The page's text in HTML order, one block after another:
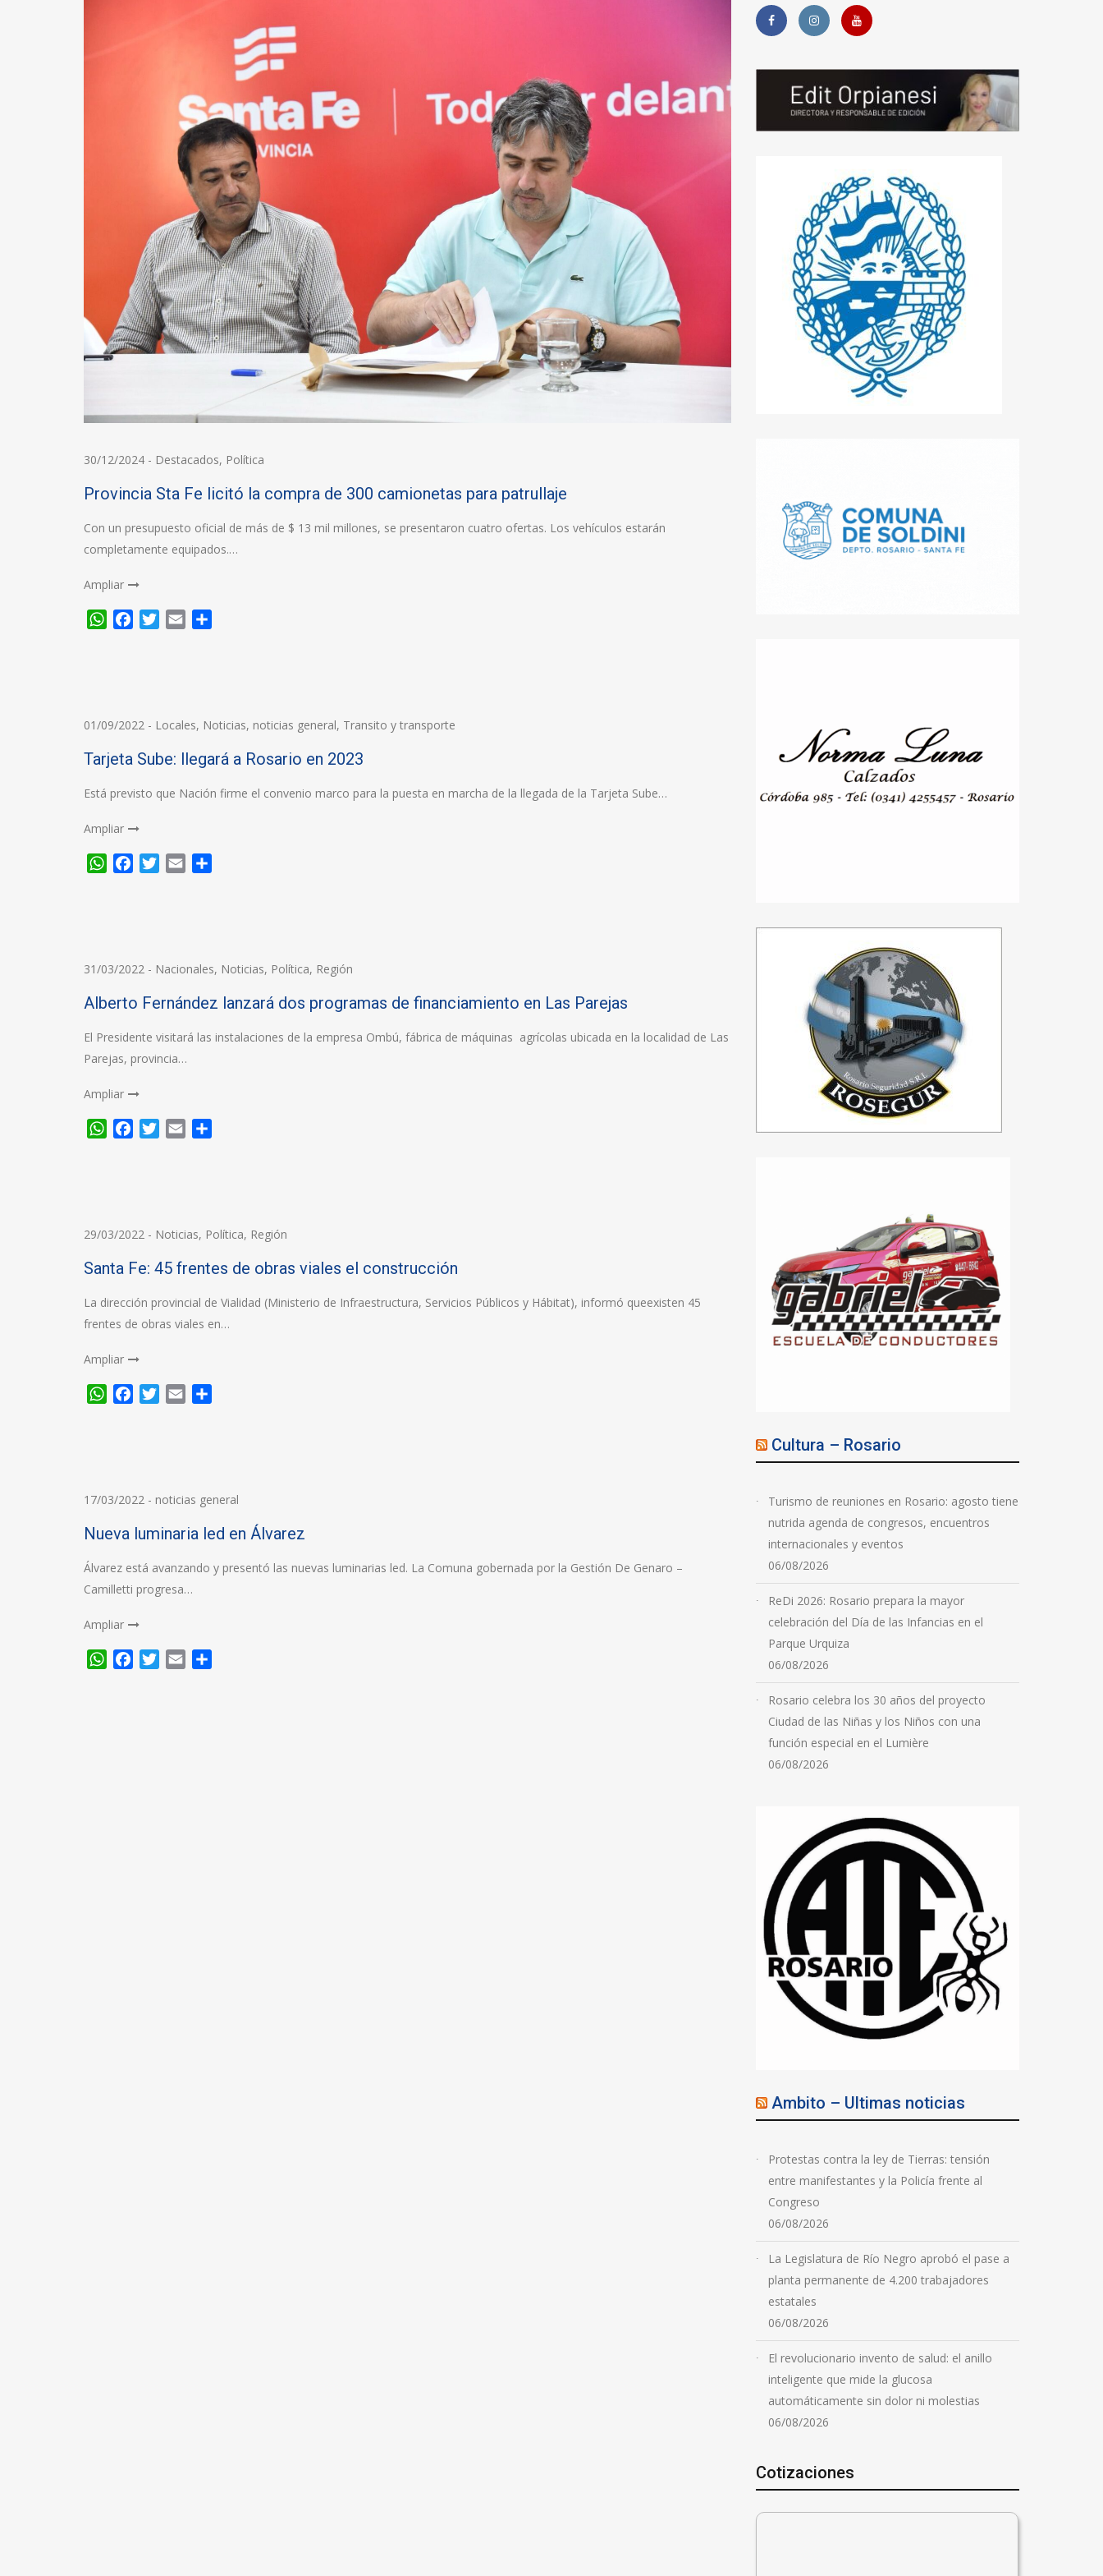
30/12/2024 - Destacados, Política
Provincia Sta Fe licitó la compra de 300 camionetas para patrullaje
Con un presupuesto oficial de más de $ 13 mil millones, se presentaron cuatro ofertas. Los vehículos estarán
completamente equipados.…
Ampliar
WhatsApp
FacebookTwitter
Email
01/09/2022 - Locales, Noticias, noticias general, Transito y transporte
Tarjeta Sube: llegará a Rosario en 2023
Está previsto que Nación firme el convenio marco para la puesta en marcha de la llegada de la Tarjeta Sube…
Ampliar
WhatsApp
FacebookTwitter
Email
31/03/2022 - Nacionales, Noticias, Política, Región
Alberto Fernández lanzará dos programas de financiamiento en Las Parejas
El Presidente visitará las instalaciones de la empresa Ombú, fábrica de máquinas agrícolas ubicada en la localidad de Las
Parejas, provincia…
Ampliar
WhatsApp
FacebookTwitter
Email
29/03/2022 - Noticias, Política, Región
Santa Fe: 45 frentes de obras viales el construcción
La dirección provincial de Vialidad (Ministerio de Infraestructura, Servicios Públicos y Hábitat), informó queexisten 45
frentes de obras viales en…
Ampliar
WhatsApp
FacebookTwitter
Email
17/03/2022 - noticias general
Nueva luminaria led en Álvarez
Álvarez está avanzando y presentó las nuevas luminarias led. La Comuna gobernada por la Gestión De Genaro –
Camilletti progresa…
Ampliar
WhatsApp
FacebookTwitter
Email
Cultura – Rosario
Turismo de reuniones en Rosario: agosto tiene
nutrida agenda de congresos, encuentros
internacionales y eventos
06/08/2026
ReDi 2026: Rosario prepara la mayor
celebración del Día de las Infancias en el
Parque Urquiza
06/08/2026
Rosario celebra los 30 años del proyecto
Ciudad de las Niñas y los Niños con una
función especial en el Lumière
06/08/2026
Ambito – Ultimas noticias
Protestas contra la ley de Tierras: tensión
entre manifestantes y la Policía frente al
Congreso
06/08/2026
La Legislatura de Río Negro aprobó el pase a
planta permanente de 4.200 trabajadores
estatales
06/08/2026
El revolucionario invento de salud: el anillo
inteligente que mide la glucosa
automáticamente sin dolor ni molestias
06/08/2026
Cotizaciones